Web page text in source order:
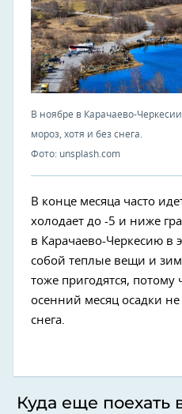
В ноябре в Карачаево-
мороз, хотя и без снега.
Фото: unsplash.com
В конце месяца часто
холодает до -5 и ниже
в Карачаево-Черкесию в
собой теплые вещи и
тоже пригодятся,
осенний месяц осадки
снега.
Куда еще поехать